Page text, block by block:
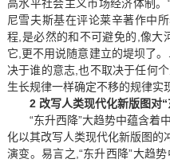
高水平社会主义市场经济体制
尼雪夫斯基在评论莱辛著作中
程,是必然的和不可避免的,像大
它,更不用说随意建立的堤坝了
决于谁的意志,也不取决于任何
生长规律一样确定不移的规律实
2 改写人类现代化新版图对
“东升西降”大趋势中蕴含着
化以其改写人类现代化新版图的
演变。易言之,“东升西降”大趋